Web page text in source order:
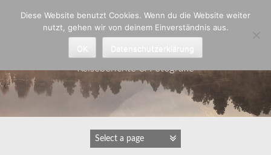
Astrid Padberg
Reiseberichte & Fotografie
Diese Website benutzt Cookies. Wenn du die Website weiter
nutzt, gehen wir von deinem Einverständnis aus.